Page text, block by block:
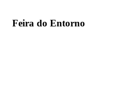
Feira do Entorno